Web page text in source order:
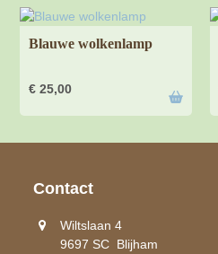
Blauwe wolkenlamp
€ 25,00
Contact
Wiltslaan 4
9697 SC Blijham